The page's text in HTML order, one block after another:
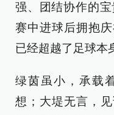
强、团结协作的宝
赛中进球后拥抱
已经超越了足球本
绿茵虽小，承载
想；大堤无言，